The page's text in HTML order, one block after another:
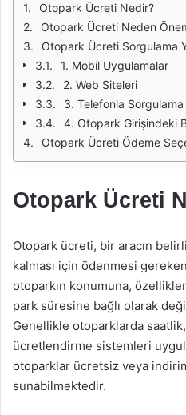
Otopark Ücreti Nedir?
Otopark Ücreti Neden
Otopark Ücreti Sorgulama
1. Mobil Uygulamalar
2. Web Siteleri
3. Telefonla Sorgulama
4. Otopark Girişindeki
Otopark Ücreti Ödeme
Otopark Ücreti
Otopark ücreti, bir aracın
kalması için ödenmesi
otoparkın konumuna,
park süresine bağlı olarak
Genellikle otoparklarda
ücretlendirme sistemleri
otoparklar ücretsiz veya
sunabilmektedir.